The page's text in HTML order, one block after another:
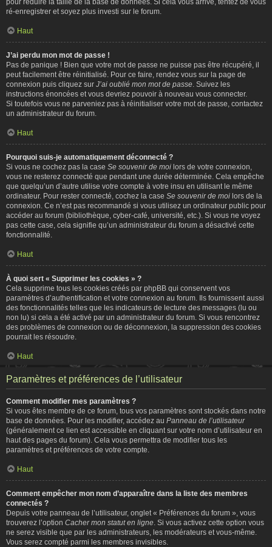
ré-enregistrer et soyez plus investi sur le forum.
Haut
J’ai perdu mon mot de passe !
Pas de panique ! Bien que votre mot de passe ne puisse pas être récupéré, il
peut facilement être réinitialisé. Pour ce faire, rendez vous sur la page de
connexion puis cliquez sur J’ai oublié mon mot de passe . Suivez les
instructions énoncées et vous devriez pouvoir à nouveau vous connecter.
Si toutefois vous ne parveniez pas à réinitialiser votre mot de passe, contactez
un administrateur du forum.
Haut
Pourquoi suis-je automatiquement déconnecté ?
Si vous ne cochez pas la case Se souvenir de moi lors de votre connexion,
vous ne resterez connecté que pendant une durée déterminée. Cela empêche
que quelqu’un d’autre utilise votre compte à votre insu en utilisant le même
ordinateur. Pour rester connecté, cochez la case Se souvenir de moi lors de la
connexion. Ce n’est pas recommandé si vous utilisez un ordinateur public pour
accéder au forum (bibliothèque, cyber-café, université, etc.). Si vous ne voyez
pas cette case, cela signifie qu’un administrateur du forum a désactivé cette
fonctionnalité.
Haut
À quoi sert « Supprimer les cookies » ?
Cela supprime tous les cookies créés par phpBB qui conservent vos
paramètres d’authentification et votre connexion au forum. Ils fournissent aussi
des fonctionnalités telles que les indicateurs de lecture des messages (lu ou
non lu) si cela a été activé par un administrateur du forum. Si vous rencontrez
des problèmes de connexion ou de déconnexion, la suppression des cookies
pourrait les résoudre.
Haut
Paramètres et préférences de l’utilisateur
Comment modifier mes paramètres ?
Si vous êtes membre de ce forum, tous vos paramètres sont stockés dans notre
base de données. Pour les modifier, accédez au Panneau de l’utilisateur
(généralement ce lien est accessible en cliquant sur votre nom d’utilisateur en
haut des pages du forum). Cela vous permettra de modifier tous les
paramètres et préférences de votre compte.
Haut
Comment empêcher mon nom d’apparaître dans la liste des membres
connectés ?
Depuis votre panneau de l’utilisateur, onglet « Préférences du forum », vous
trouverez l’option Cacher mon statut en ligne . Si vous activez cette option vous
ne serez visible que par les administrateurs, les modérateurs et vous-même.
Vous serez compté parmi les membres invisibles.